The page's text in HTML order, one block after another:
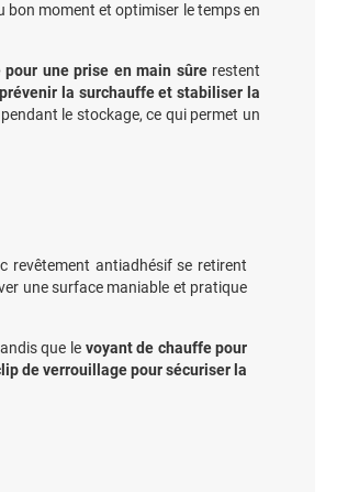
moment et optimiser le temps en
pour une prise en main sûrerestent
prévenir la surchauffe et stabiliser la
le stockage, ce qui permet un
revêtement antiadhésif se retirent
une surface maniable et pratique
que le voyant de chauffe pour
de verrouillage pour sécuriser la